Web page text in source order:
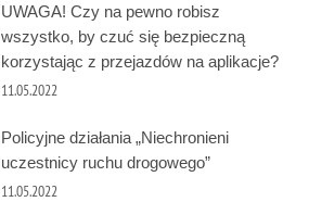
UWAGA! Czy na pewno robisz
wszystko, by czuć się bezpieczną
korzystając z przejazdów na aplikacje?
11.05.2022
Policyjne działania „Niechronieni
uczestnicy ruchu drogowego”
11.05.2022